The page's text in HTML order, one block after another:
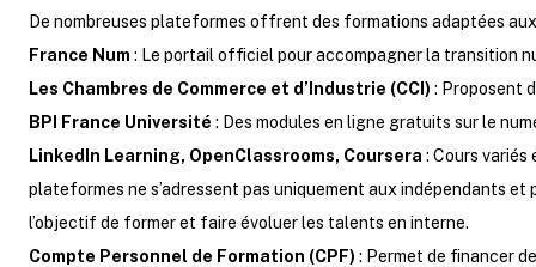
De nombreuses plateformes offrent des formations adaptées
France Num : Le portail officiel pour accompagner la transition
Les Chambres de Commerce et d’Industrie (CCI) : Proposent
BPI France Université : Des modules en ligne gratuits sur le
LinkedIn Learning, OpenClassrooms, Coursera : Cours
plateformes ne s’adressent pas uniquement aux indépendants
l’objectif de former et faire évoluer les talents en interne.
Compte Personnel de Formation (CPF) : Permet de financer